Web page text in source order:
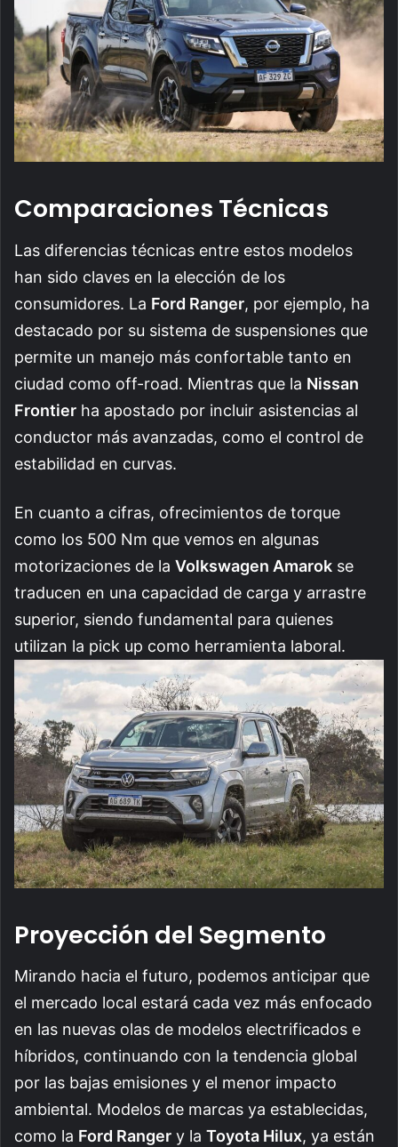
Comparaciones Técnicas
Las diferencias técnicas entre estos modelos
han sido claves en la elección de los
consumidores. La Ford Ranger, por ejemplo, ha
destacado por su sistema de suspensiones que
permite un manejo más confortable tanto en
ciudad como off-road. Mientras que la Nissan
Frontier ha apostado por incluir asistencias al
conductor más avanzadas, como el control de
estabilidad en curvas.
En cuanto a cifras, ofrecimientos de torque
como los 500 Nm que vemos en algunas
motorizaciones de la Volkswagen Amarok se
traducen en una capacidad de carga y arrastre
superior, siendo fundamental para quienes
utilizan la pick up como herramienta laboral.
Proyección del Segmento
Mirando hacia el futuro, podemos anticipar que
el mercado local estará cada vez más enfocado
en las nuevas olas de modelos electrificados e
híbridos, continuando con la tendencia global
por las bajas emisiones y el menor impacto
ambiental. Modelos de marcas ya establecidas,
como la Ford Ranger y la Toyota Hilux, ya están